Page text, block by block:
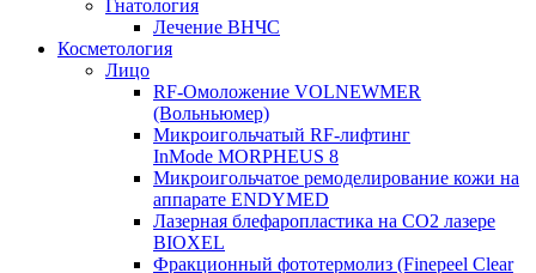
Гнатология
Лечение ВНЧС
Косметология
Лицо
RF-Омоложение VOLNEWMER
(Вольньюмер)
Микроигольчатый RF-лифтинг
InMode MORPHEUS 8
Микроигольчатое ремоделирование кожи на
аппарате ENDYMED
Лазерная блефаропластика на CO2 лазере
BIOXEL
Фракционный фототермолиз (Finepeel Clear